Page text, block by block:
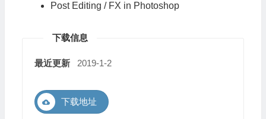
Post Editing / FX in Photoshop
下载信息
最近更新 2019-1-2
下载地址